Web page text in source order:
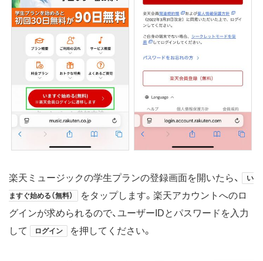
楽天ミュージックの学生プランの登録画面を開いたら、 い
ますぐ始める（無料）
をタップします。楽天アカウントへのロ
グインが求められるので、ユーザーIDとパスワードを入力
して
ログイン を押してください。